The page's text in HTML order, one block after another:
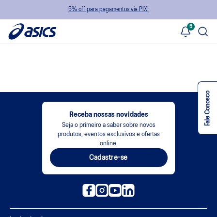
5% off para pagamentos via PIX!
5
Fale Conosco
Receba nossas novidades
Seja o primeiro a saber sobre novos
produtos, eventos exclusivos e ofertas
online.
Cadastre-se